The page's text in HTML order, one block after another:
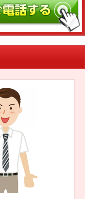
ライザーの鍵紛失・製作
るご質問
献活動
スキューにご意見
バシーポリシー
マップ